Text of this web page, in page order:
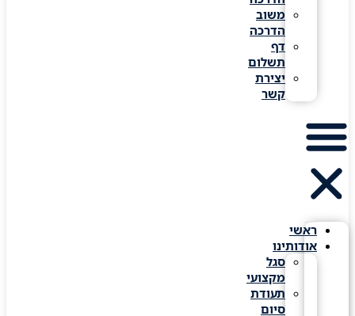
משוב
הדרכה
דף
תשלום
יצירת
ראשי
אודותינו
סגל
מקצועי
תעודת